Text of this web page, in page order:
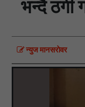
भन्दै ठगी
न्युज मानसराेवर